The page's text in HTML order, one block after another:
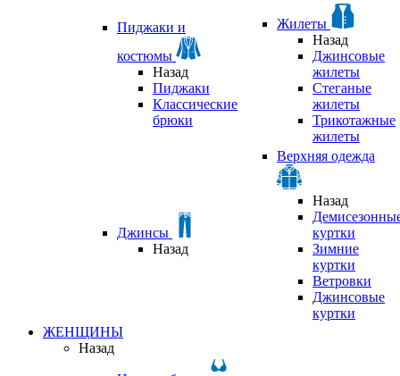
Пиджаки и
костюмы
Назад
Пиджаки
Классические
брюки
Жилеты
Назад
Джинсовые
жилеты
Стеганые
жилеты
Трикотажные
жилеты
Джинсы
Назад
Верхняя одежда
Назад
куртки
Зимние
куртки
Ветровки
Джинсовые
куртки
ЖЕНЩИНЫ
Назад